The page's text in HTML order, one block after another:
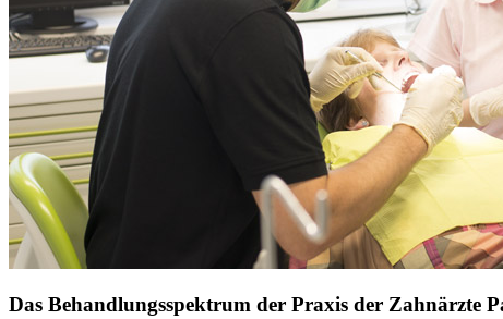
Das Behandlungsspektrum der Praxis der Zahnärzte